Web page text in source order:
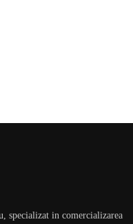
specializat in comercializarea